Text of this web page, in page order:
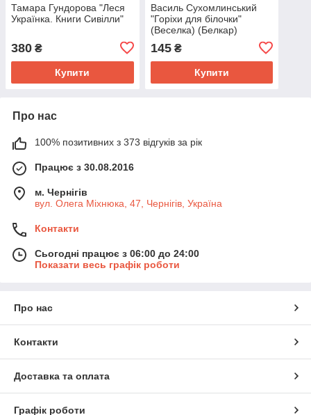
Тамара Гундорова "Леся
Українка. Книги Сивілли"
380 ₴
Купити
Василь Сухомлинський
"Горіхи для білочки"
(Веселка) (Белкар)
145₴
Купити
Про нас
100% позитивних з 373 відгуків за рік
Працює з 30.08.2016
м. Чернігів
вул. Олега Міхнюка, 47, Чернігів, Україна
Контакти
Сьогодні працює з 06:00 до 24:00
Показати весь графік роботи
Про нас
Контакти
Доставка та оплата
Графік роботи